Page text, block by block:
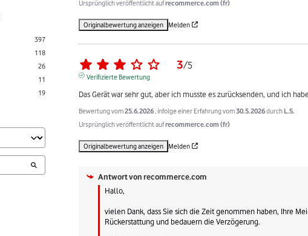
397
118
26
11
19
Ursprünglich veröffentlicht aufrecommerce.com (fr)
Originalbewertung anzeigen Melden
3/5
Verifizierte Bewertung
Das Gerät war sehr gut, aber ich musste es zurücksenden, und ich
Bewertung vom25.6.2026 , infolge einer Erfahrung vom30.5.2026durch L.S.
Ursprünglich veröffentlicht aufrecommerce.com (fr)
Originalbewertung anzeigen Melden
Antwort vonrecommerce.com
Hallo,
vielen Dank, dass Sie sich die Zeit genommen haben, Ihre
Rückerstattung und bedauern die Verzögerung.